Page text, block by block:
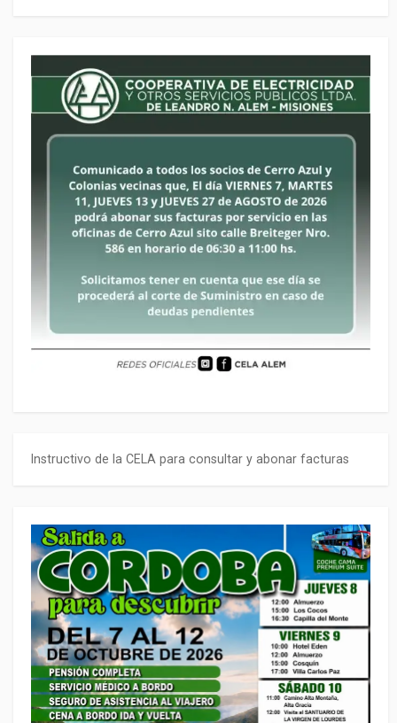
Instructivo de la CELA para consultar y abonar facturas